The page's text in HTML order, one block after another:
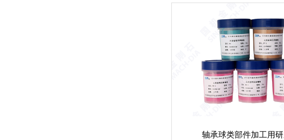
轴承球类部件加工用